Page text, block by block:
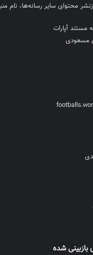
محتوای سایر رسانه‌ها، نام
مستند آپارات
مسعودی
شده